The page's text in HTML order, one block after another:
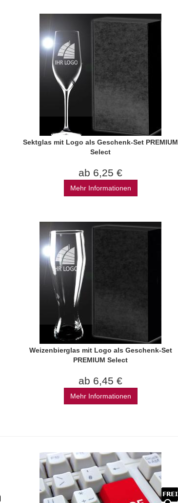
Sektglas mit Logo als Geschenk-Set PREMIUM
Select
ab 6,25 €
Mehr Informationen
Weizenbierglas mit Logo als Geschenk-Set
PREMIUM Select
ab 6,45 €
Mehr Informationen